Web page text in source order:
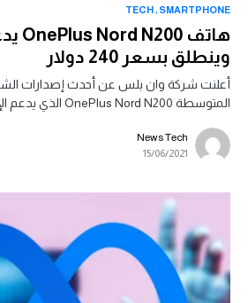
SMARTPHONE
TECH
وينطلق بسعر 240 دولار
أعلنت شركة وان بلس عن أحدث إصدارات
المتوسطة OnePlus Nord N200 الذي يدعم الإتصال بشبكات…
News Tech
15/06/2021